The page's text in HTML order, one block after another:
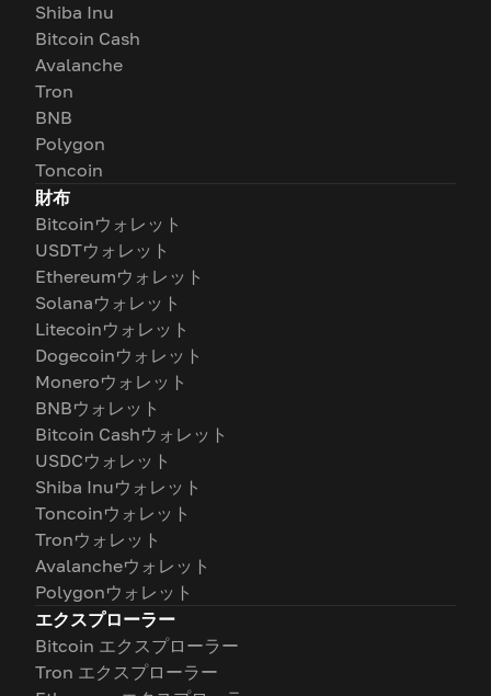
Shiba Inu
Bitcoin Cash
Avalanche
Tron
BNB
Polygon
Toncoin
財布
Bitcoinウォレット
USDTウォレット
Ethereumウォレット
Solanaウォレット
Litecoinウォレット
Dogecoinウォレット
Moneroウォレット
BNBウォレット
Bitcoin Cashウォレット
USDCウォレット
Shiba Inuウォレット
Toncoinウォレット
Tronウォレット
Avalancheウォレット
Polygonウォレット
エクスプローラー
Bitcoin エクスプローラー
Tron エクスプローラー